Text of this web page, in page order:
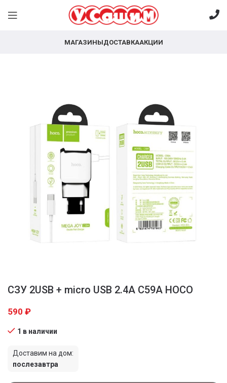
МАГАЗИНЫДОСТАВКААКЦИИ
СЗУ 2USB + micro USB 2.4A C59A HOCO
590 ₽
1 в наличии
Доставим на дом:
послезавтра